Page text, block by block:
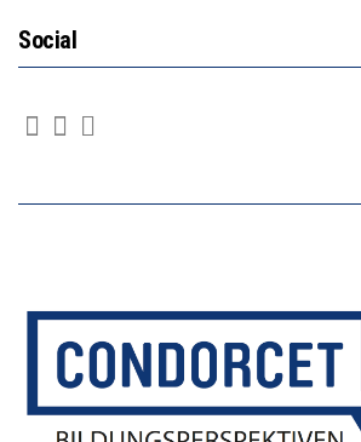
Social